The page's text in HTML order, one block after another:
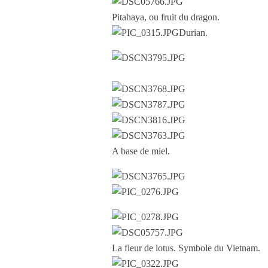
Pitahaya, ou fruit du dragon.
Durian.
A base de miel.
La fleur de lotus. Symbole du Vietnam.